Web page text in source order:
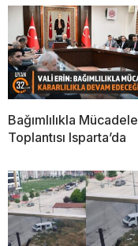
Bağımlılıkla Mücadele
Toplantısı Isparta’da